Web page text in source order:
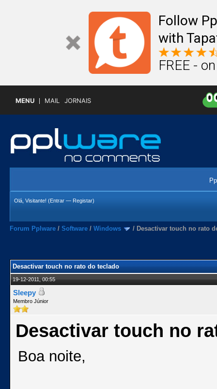
Follow
with
FREE -
MENU MAIL JORNAIS
Olá, Visitante! (Entrar — Registar)
Forum Pplware / Software / Windows / Desactivar touch no rato
Desactivar touch no rato do teclado
19-12-2011, 00:55
Sleepy
Membro Júnior
Desactivar touch no
Boa noite,